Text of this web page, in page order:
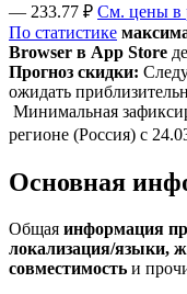
— 233.77 ₽ См. цены в
По статистике
Browser в App Store
Прогноз скидки:
ожидать
Минимальная
регионе (Россия) с
Основная
Общая информация
локализация/языки,
совместимость и